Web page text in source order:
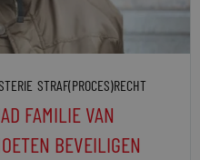
STRAF(PROCES)RECHT
FAMILIE VAN
BEVEILIGEN